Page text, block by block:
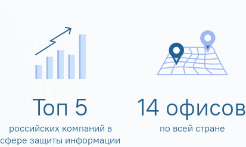
Топ 5
российских компаний в
сфере защиты информации
14 офисов
по всей стране